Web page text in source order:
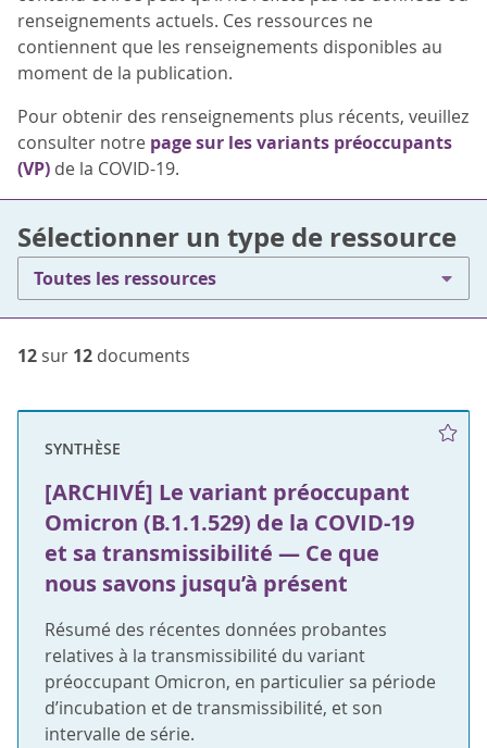
renseignements actuels. Ces ressources ne
contiennent que les renseignements disponibles au
moment de la publication.
Pour obtenir des renseignements plus récents, veuillez
consulter notre page sur les variants préoccupants
(VP) de la COVID-19.
Sélectionner un type de ressource
Toutes les ressources
12 sur 12 documents
SYNTHÈSE
[ARCHIVÉ] Le variant préoccupant
Omicron (B.1.1.529) de la COVID-19
et sa transmissibilité — Ce que
nous savons jusqu’à présent
Résumé des récentes données probantes
relatives à la transmissibilité du variant
préoccupant Omicron, en particulier sa période
d’incubation et de transmissibilité, et son
intervalle de série.